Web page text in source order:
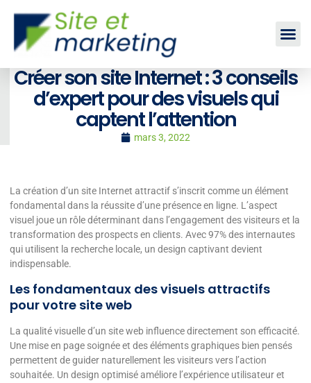
Créer son site Internet : 3 conseils
d’expert pour des visuels qui
captent l’attention
mars 3, 2022
La création d’un site Internet attractif s’inscrit comme un élément
fondamental dans la réussite d’une présence en ligne. L’aspect
visuel joue un rôle déterminant dans l’engagement des visiteurs et la
transformation des prospects en clients. Avec 97% des internautes
qui utilisent la recherche locale, un design captivant devient
indispensable.
Les fondamentaux des visuels attractifs
pour votre site web
La qualité visuelle d’un site web influence directement son efficacité.
Une mise en page soignée et des éléments graphiques bien pensés
permettent de guider naturellement les visiteurs vers l’action
souhaitée. Un design optimisé améliore l’expérience utilisateur et